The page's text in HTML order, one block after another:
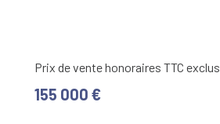
Prix de vente honoraires TTC exclus
155 000 €